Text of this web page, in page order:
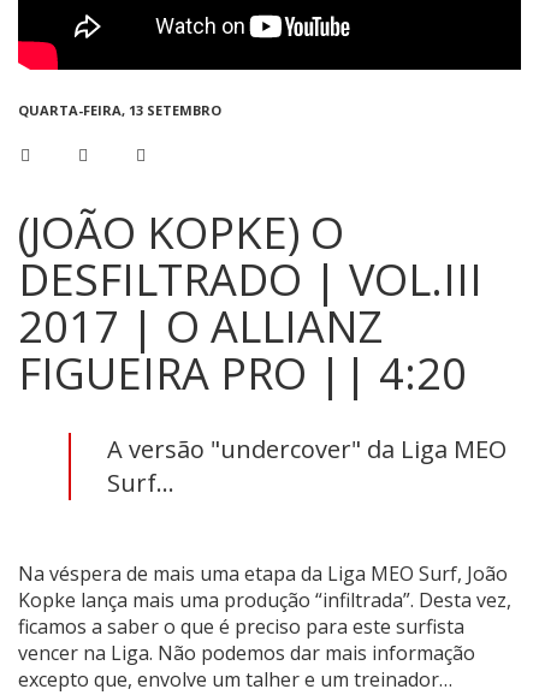
QUARTA-FEIRA, 13 SETEMBRO
(JOÃO KOPKE) O
DESFILTRADO | VOL.III
2017 | O ALLIANZ
FIGUEIRA PRO || 4:20
A versão "undercover" da Liga MEO
Surf...
Na véspera de mais uma etapa da Liga MEO Surf, João
Kopke lança mais uma produção “infiltrada”. Desta vez,
ficamos a saber o que é preciso para este surfista
vencer na Liga. Não podemos dar mais informação
excepto que, envolve um talher e um treinador…